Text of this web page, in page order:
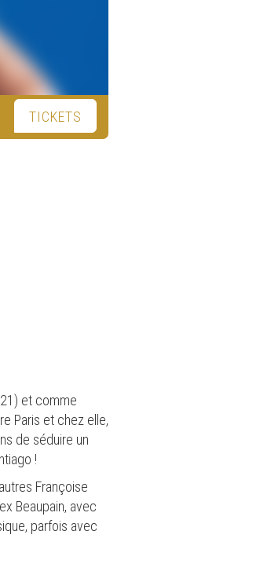
TICKETS
et comme
Paris et chez elle,
de séduire un
!
Françoise
Beaupain, avec
parfois avec